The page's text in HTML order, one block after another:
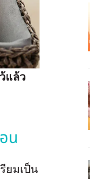
แล้ว
น
ยมเป็น